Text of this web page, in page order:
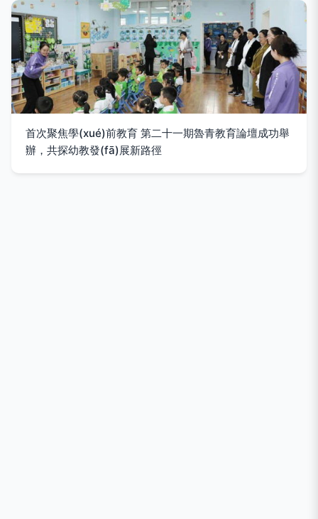
首次聚焦學(xué)前教育 第二十一期魯青教育論壇成功舉
辦，共探幼教發(fā)展新路徑